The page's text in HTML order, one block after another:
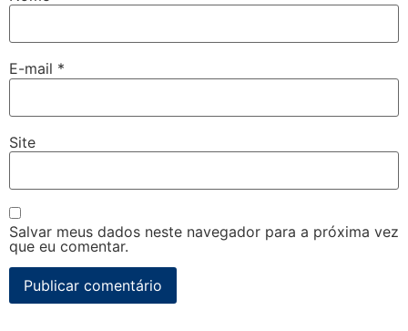
E-mail *
Site
Salvar meus dados neste navegador para a próxima vez
que eu comentar.